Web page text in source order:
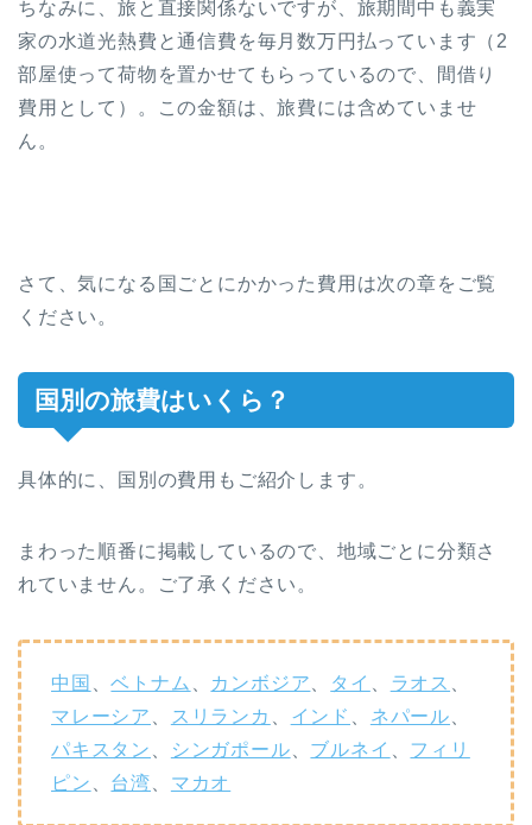
ちなみに、旅と直接関係ないですが、旅期間中も義実
家の水道光熱費と通信費を毎月数万円払っています（2
部屋使って荷物を置かせてもらっているので、間借り
費用として）。この金額は、旅費には含めていませ
ん。
さて、気になる国ごとにかかった費用は次の章をご覧
ください。
国別の旅費はいくら？
具体的に、国別の費用もご紹介します。
まわった順番に掲載しているので、地域ごとに分類さ
れていません。ご了承ください。
中国 、ベトナム カンボジア タイ ラオス
マレーシア
スリランカ インド ネパール
パキスタン
シンガポール ブルネイ
フィリ
ピン
台湾 マカオ